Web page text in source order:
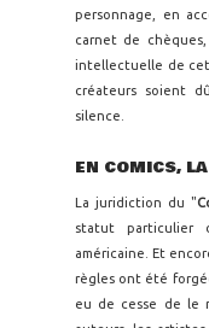
personnage, en
carnet de
intellectuelle de
créateurs soient
silence.
EN COMICS,
La juridiction du "
statut particulier
américaine. Et
règles ont été
eu de cesse de le